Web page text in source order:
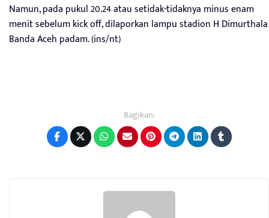
Namun, pada pukul 20.24 atau setidak-tidaknya minus enam
menit sebelum kick off, dilaporkan lampu stadion H Dimurthala
Banda Aceh padam. (ins/nt)
Bagikan: